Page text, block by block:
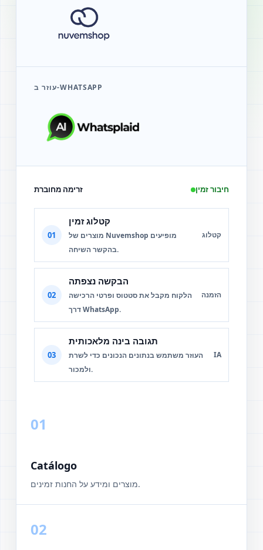
עוזר ב-WHATSAPP
זרימה מחוברת חיבור זמין
01
קטלוג זמין
מוצרים של Nuvemshop מופיעים
בהקשר השיחה.
קטלוג
02
הבקשה נצפתה
הלקוח מקבל את סטטוס ופרטי הרכישה
דרך WhatsApp.
הזמנה
03
תגובה בינה מלאכותית
העוזר משתמש בנתונים הנכונים כדי לשרת
ולמכור.
IA
01
Catálogo
מוצרים ומידע על החנות זמינים.
02